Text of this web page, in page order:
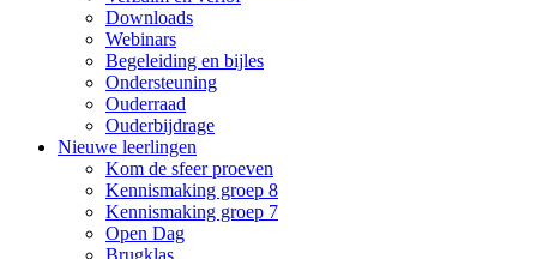
Downloads
Webinars
Begeleiding en bijles
Ondersteuning
Ouderraad
Ouderbijdrage
Nieuwe leerlingen
Kom de sfeer proeven
Kennismaking groep 8
Kennismaking groep 7
Open Dag
Brugklas